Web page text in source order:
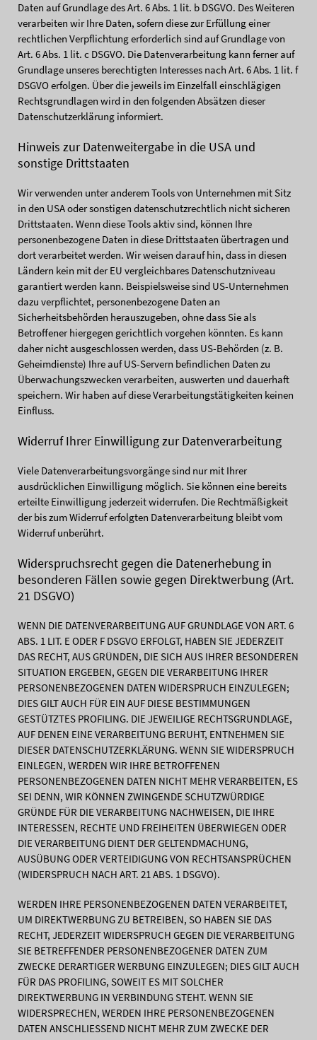
Daten auf Grundlage des Art. 6 Abs. 1 lit. b DSGVO. Des Weiteren
verarbeiten wir Ihre Daten, sofern diese zur Erfüllung einer
rechtlichen Verpflichtung erforderlich sind auf Grundlage von
Art. 6 Abs. 1 lit. c DSGVO. Die Datenverarbeitung kann ferner auf
Grundlage unseres berechtigten Interesses nach Art. 6 Abs. 1 lit. f
DSGVO erfolgen. Über die jeweils im Einzelfall einschlägigen
Rechtsgrundlagen wird in den folgenden Absätzen dieser
Datenschutzerklärung informiert.
Hinweis zur Datenweitergabe in die USA und
sonstige Drittstaaten
Wir verwenden unter anderem Tools von Unternehmen mit Sitz
in den USA oder sonstigen datenschutzrechtlich nicht sicheren
Drittstaaten. Wenn diese Tools aktiv sind, können Ihre
personenbezogene Daten in diese Drittstaaten übertragen und
dort verarbeitet werden. Wir weisen darauf hin, dass in diesen
Ländern kein mit der EU vergleichbares Datenschutzniveau
garantiert werden kann. Beispielsweise sind US-Unternehmen
dazu verpflichtet, personenbezogene Daten an
Sicherheitsbehörden herauszugeben, ohne dass Sie als
Betroffener hiergegen gerichtlich vorgehen könnten. Es kann
daher nicht ausgeschlossen werden, dass US-Behörden (z. B.
Geheimdienste) Ihre auf US-Servern befindlichen Daten zu
Überwachungszwecken verarbeiten, auswerten und dauerhaft
speichern. Wir haben auf diese Verarbeitungstätigkeiten keinen
Einfluss.
Widerruf Ihrer Einwilligung zur Datenverarbeitung
Viele Datenverarbeitungsvorgänge sind nur mit Ihrer
ausdrücklichen Einwilligung möglich. Sie können eine bereits
erteilte Einwilligung jederzeit widerrufen. Die Rechtmäßigkeit
der bis zum Widerruf erfolgten Datenverarbeitung bleibt vom
Widerruf unberührt.
Widerspruchsrecht gegen die Datenerhebung in
besonderen Fällen sowie gegen Direktwerbung (Art.
21 DSGVO)
WENN DIE DATENVERARBEITUNG AUF GRUNDLAGE VON ART. 6
ABS. 1 LIT. E ODER F DSGVO ERFOLGT, HABEN SIE JEDERZEIT
DAS RECHT, AUS GRÜNDEN, DIE SICH AUS IHRER BESONDEREN
SITUATION ERGEBEN, GEGEN DIE VERARBEITUNG IHRER
PERSONENBEZOGENEN DATEN WIDERSPRUCH EINZULEGEN;
DIES GILT AUCH FÜR EIN AUF DIESE BESTIMMUNGEN
GESTÜTZTES PROFILING. DIE JEWEILIGE RECHTSGRUNDLAGE,
AUF DENEN EINE VERARBEITUNG BERUHT, ENTNEHMEN SIE
DIESER DATENSCHUTZERKLÄRUNG. WENN SIE WIDERSPRUCH
EINLEGEN, WERDEN WIR IHRE BETROFFENEN
PERSONENBEZOGENEN DATEN NICHT MEHR VERARBEITEN, ES
SEI DENN, WIR KÖNNEN ZWINGENDE SCHUTZWÜRDIGE
GRÜNDE FÜR DIE VERARBEITUNG NACHWEISEN, DIE IHRE
INTERESSEN, RECHTE UND FREIHEITEN ÜBERWIEGEN ODER
DIE VERARBEITUNG DIENT DER GELTENDMACHUNG,
AUSÜBUNG ODER VERTEIDIGUNG VON RECHTSANSPRÜCHEN
(WIDERSPRUCH NACH ART. 21 ABS. 1 DSGVO).
WERDEN IHRE PERSONENBEZOGENEN DATEN VERARBEITET,
UM DIREKTWERBUNG ZU BETREIBEN, SO HABEN SIE DAS
RECHT, JEDERZEIT WIDERSPRUCH GEGEN DIE VERARBEITUNG
SIE BETREFFENDER PERSONENBEZOGENER DATEN ZUM
ZWECKE DERARTIGER WERBUNG EINZULEGEN; DIES GILT AUCH
FÜR DAS PROFILING, SOWEIT ES MIT SOLCHER
DIREKTWERBUNG IN VERBINDUNG STEHT. WENN SIE
WIDERSPRECHEN, WERDEN IHRE PERSONENBEZOGENEN
DATEN ANSCHLIESSEND NICHT MEHR ZUM ZWECKE DER